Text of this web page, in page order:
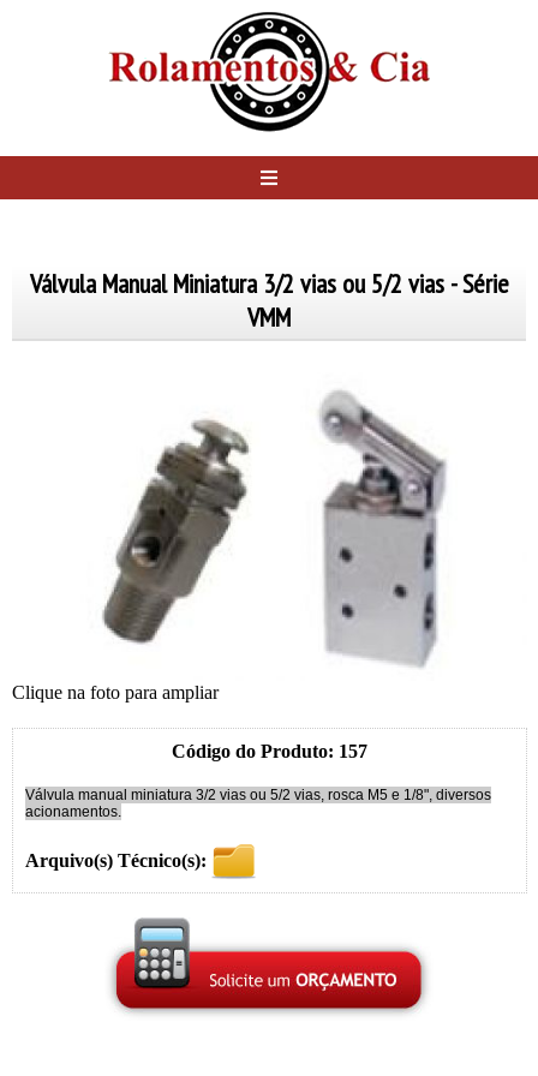
Válvula Manual Miniatura 3/2 vias ou 5/2 vias - Série
VMM
Clique na foto para ampliar
Código do Produto: 157
Válvula manual miniatura 3/2 vias ou 5/2 vias, rosca M5 e 1/8", diversos
acionamentos.
Arquivo(s) Técnico(s):